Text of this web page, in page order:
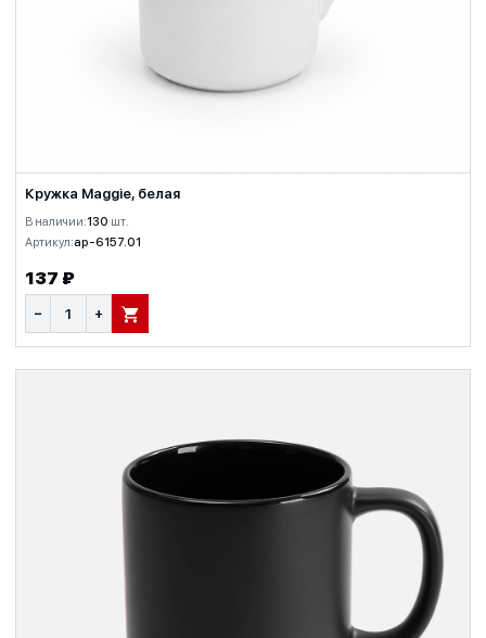
Кружка Maggie, белая
В наличии:130 шт.
Артикул:ap-6157.01
137 ₽
− + В КОРЗИНУ